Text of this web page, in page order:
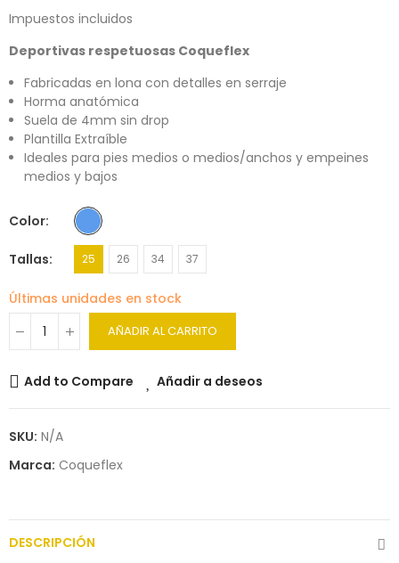
Impuestos incluidos
Deportivas respetuosas Coqueflex
Fabricadas en lona con detalles en serraje
Horma anatómica
Suela de 4mm sin drop
Plantilla Extraíble
Ideales para pies medios o medios/anchos y empeines
medios y bajos
Color
Tallas 25 26 34 37
Últimas unidades en stock
AÑADIR AL CARRITO
Add to Compare Añadir a deseos
SKU: N/A
Marca: Coqueflex
DESCRIPCIÓN